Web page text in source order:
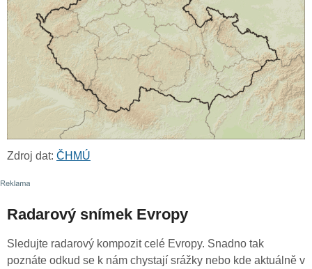
Zdroj dat: ČHMÚ
Radarový snímek Evropy
Sledujte radarový kompozit celé Evropy. Snadno tak
poznáte odkud se k nám chystají srážky nebo kde aktuálně v